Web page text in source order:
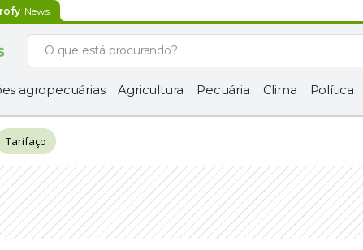
News
agropecuárias Agricultura Pecuária Clima Política
Tarifaço